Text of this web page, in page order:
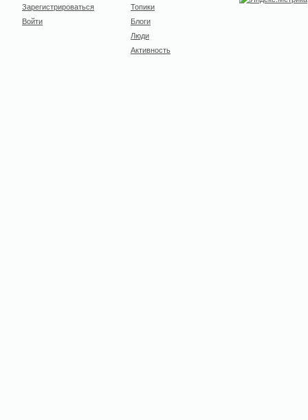
Зарегистрироваться
Войти
Топики
Блоги
Люди
Активность